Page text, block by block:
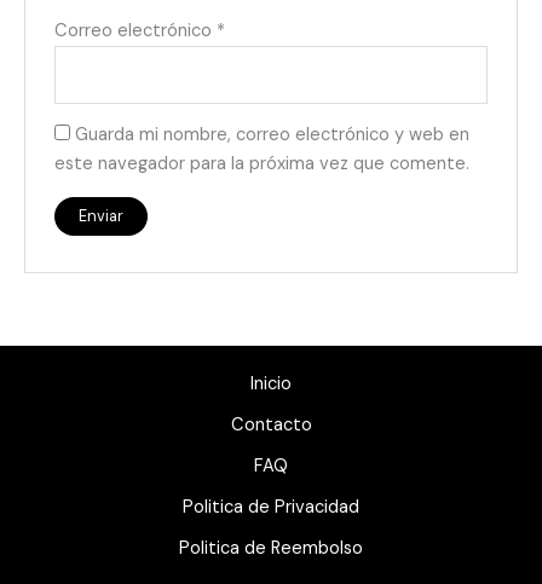
Correo electrónico *
Guarda mi nombre, correo electrónico y web en
este navegador para la próxima vez que comente.
Inicio
Contacto
FAQ
Politica de Privacidad
Politica de Reembolso